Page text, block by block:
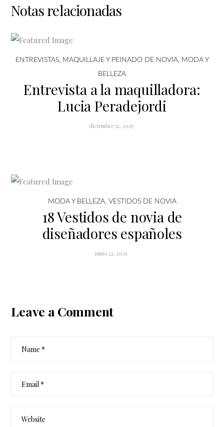
Notas relacionadas
ENTREVISTAS, MAQUILLAJE Y PEINADO DE NOVIA, MODA Y
BELLEZA
Entrevista a la maquilladora:
Lucia Peradejordi
diciembre 12, 2025
MODA Y BELLEZA, VESTIDOS DE NOVIA
18 Vestidos de novia de
diseñadores españoles
junio 22, 2025
Leave a Comment